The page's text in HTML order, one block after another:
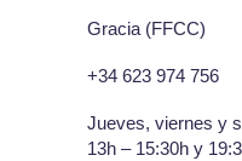
Gracia (FFCC)
+34 623 974 756
Jueves, viernes y
13h – 15:30h y